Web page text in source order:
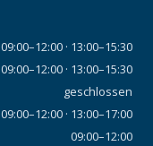
09:00–12:00 · 13:00–15:30
09:00–12:00 · 13:00–15:30
geschlossen
09:00–12:00 · 13:00–17:00
09:00–12:00